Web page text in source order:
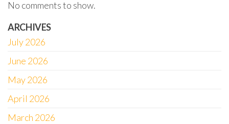
No comments to show.
ARCHIVES
July 2026
June 2026
May 2026
April 2026
March 2026